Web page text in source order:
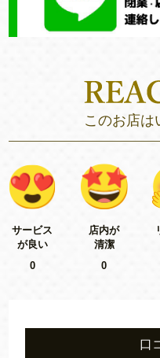
このお店は
サービス
が良い
0
店内が
清潔
0
口